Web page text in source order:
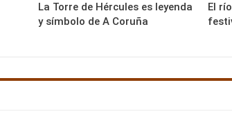
La Torre de Hércules es leyenda
y símbolo de A Coruña
El